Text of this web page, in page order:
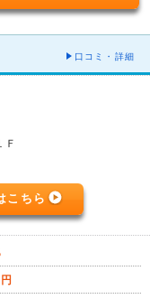
口コミ・詳細
こちら